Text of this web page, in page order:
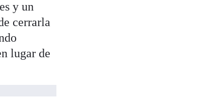
y un
cerrarla
lugar de